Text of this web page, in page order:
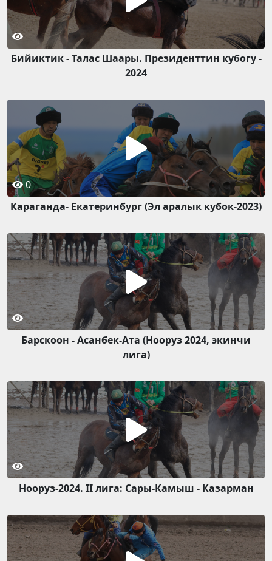
Бийиктик - Талас Шаары. Президенттин кубогу -
2024
0
Караганда- Екатеринбург (Эл аралык кубок-2023)
Барскоон - Асанбек-Ата (Нооруз 2024, экинчи
лига)
Нооруз-2024. II лига: Сары-Камыш - Казарман